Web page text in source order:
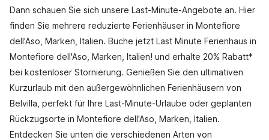
Dann schauen Sie sich unsere Last-Minute-Angebote an. Hier
finden Sie mehrere reduzierte Ferienhäuser in Montefiore
dell'Aso, Marken, Italien. Buche jetzt Last Minute Ferienhaus in
Montefiore dell'Aso, Marken, Italien! und erhalte 20% Rabatt*
bei kostenloser Stornierung. Genießen Sie den ultimativen
Kurzurlaub mit den außergewöhnlichen Ferienhäusern von
Belvilla, perfekt für Ihre Last-Minute-Urlaube oder geplanten
Rückzugsorte in Montefiore dell'Aso, Marken, Italien.
Entdecken Sie unten die verschiedenen Arten von